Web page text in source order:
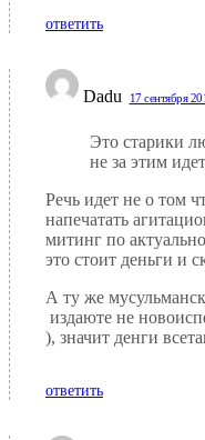
ответить
Dadu 17 сентября
Это старики
не за этим
Речь идет не о том
напечатать
митинг по
это стоит деньги и
А ту же
издаюте не
), значит денги
ответить